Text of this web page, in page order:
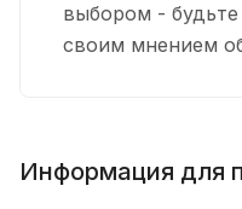
выбором -
своим мнением
Информация для